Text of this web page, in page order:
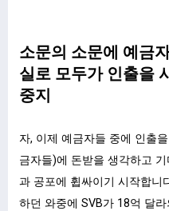
소문의 소문에 예금
실로 모두가 인출을
중지
자, 이제 예금자들 중에 인출
금자들)에 돈받을 생각하고
과 공포에 휩싸이기 시작합니
하던 와중에 SVB가 18억 달